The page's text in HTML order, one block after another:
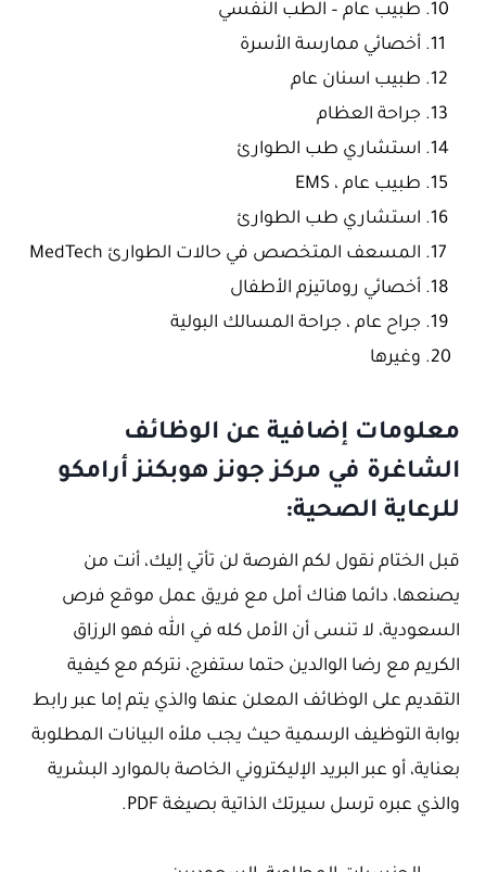
طبيب عام – الطب النفسي
أخصائي ممارسة الأسرة
طبيب اسنان عام
جراحة العظام
استشاري طب الطوارئ
طبيب عام ، EMS
استشاري طب الطوارئ
المسعف المتخصص في حالات الطوارئ MedTech
أخصائي روماتيزم الأطفال
جراح عام ، جراحة المسالك البولية
وغيرها
معلومات إضافية عن الوظائف
الشاغرة في مركز جونز هوبكنز أرامكو
للرعاية الصحية:
قبل الختام نقول لكم الفرصة لن تأتي إليك، أنت من
يصنعها، دائما هناك أمل مع فريق عمل موقع فرص
السعودية، لا تنسى أن الأمل كله في الله فهو الرزاق
الكريم مع رضا الوالدين حتما ستفرج، نتركم مع كيفية
التقديم على الوظائف المعلن عنها والذي يتم إما عبر رابط
بوابة التوظيف الرسمية حيث يجب ملأه البيانات المطلوبة
بعناية، أو عبر البريد الإليكتروني الخاصة بالموارد البشرية
والذي عبره ترسل سيرتك الذاتية بصيغة PDF.